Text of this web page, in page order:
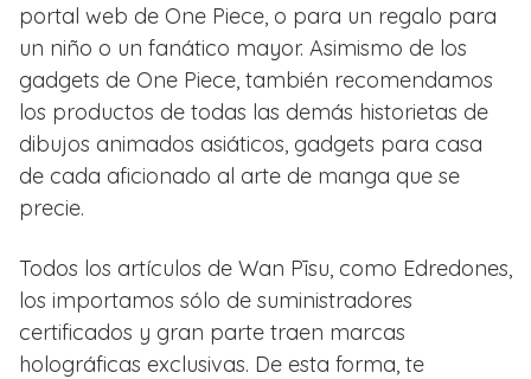
portal web de One Piece, o para un regalo para
un niño o un fanático mayor. Asimismo de los
gadgets de One Piece, también recomendamos
los productos de todas las demás historietas de
dibujos animados asiáticos, gadgets para casa
de cada aficionado al arte de manga que se
precie.
Todos los artículos de Wan Pīsu, como Edredones,
los importamos sólo de suministradores
certificados y gran parte traen marcas
holográficas exclusivas. De esta forma, te